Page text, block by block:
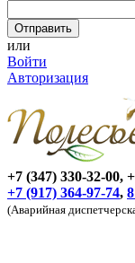
или
Войти
Авторизация
+7 (347) 330-32-00,
+7 (917) 364-97-74,
(Аварийная